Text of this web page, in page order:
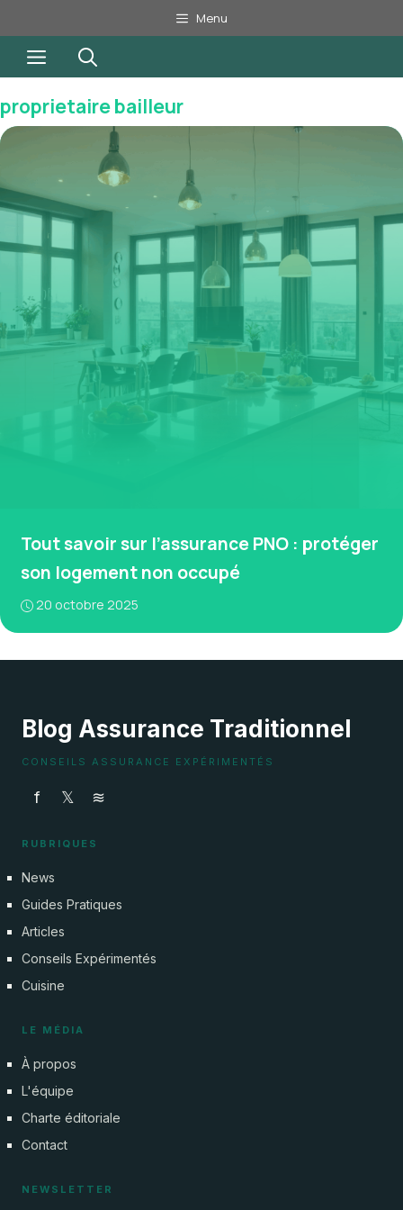
au
contenu
Menu
Menu
proprietaire bailleur
Tout savoir sur l’assurance PNO : protéger
son logement non occupé
20 octobre 2025
Blog Assurance Traditionnel
CONSEILS ASSURANCE EXPÉRIMENTÉS
f 𝕏 ≋
RUBRIQUES
News
Guides Pratiques
Articles
Conseils Expérimentés
Cuisine
LE MÉDIA
À propos
L'équipe
Charte éditoriale
Contact
NEWSLETTER